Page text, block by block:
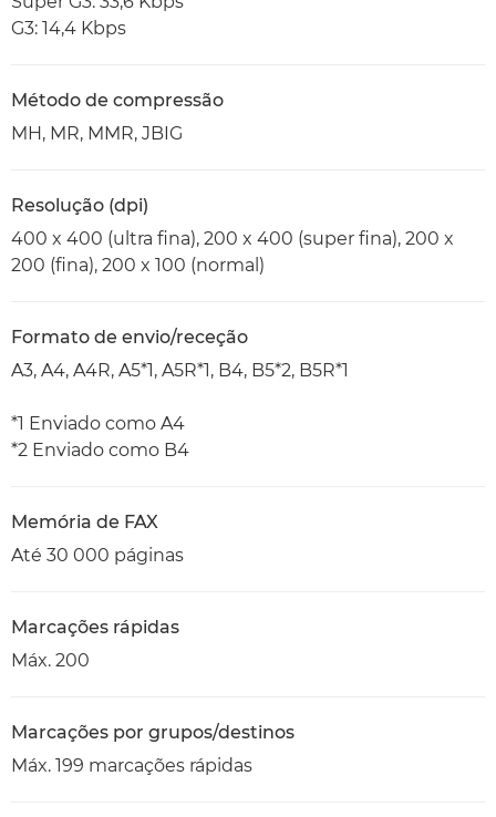
G3: 14,4 Kbps
Método de compressão
MH, MR, MMR, JBIG
Resolução (dpi)
400 x 400 (ultra fina), 200 x 400 (super fina), 200 x
200 (fina), 200 x 100 (normal)
Formato de envio/receção
A3, A4, A4R, A5*1, A5R*1, B4, B5*2, B5R*1
*1 Enviado como A4
*2 Enviado como B4
Memória de FAX
Até 30 000 páginas
Marcações rápidas
Máx. 200
Marcações por grupos/destinos
Máx. 199 marcações rápidas